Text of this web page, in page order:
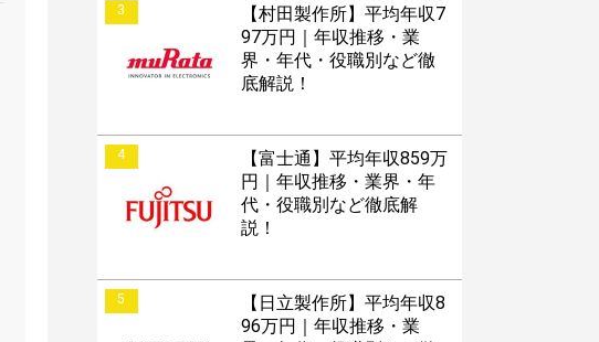
3
【村田製作所】平均年収7
97万円｜年収推移・業
界・年代・役職別など徹
底解説！
4
【富士通】平均年収859万
円｜年収推移・業界・年
代・役職別など徹底解
説！
5
【日立製作所】平均年収8
96万円｜年収推移・業